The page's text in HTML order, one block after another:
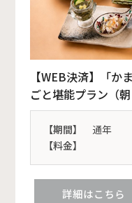
【WEB決済】「
ごと堪能プラン（朝
【期間】
通年
【料金】
詳細はこちら